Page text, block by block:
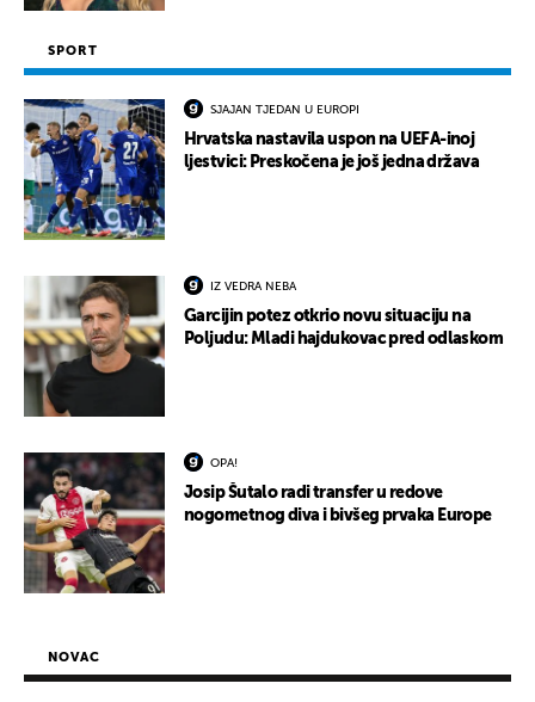
SPORT
SJAJAN TJEDAN U EUROPI
Hrvatska nastavila uspon na UEFA-inoj
ljestvici: Preskočena je još jedna država
IZ VEDRA NEBA
Garcijin potez otkrio novu situaciju na
Poljudu: Mladi hajdukovac pred odlaskom
OPA!
Josip Šutalo radi transfer u redove
nogometnog diva i bivšeg prvaka Europe
NOVAC